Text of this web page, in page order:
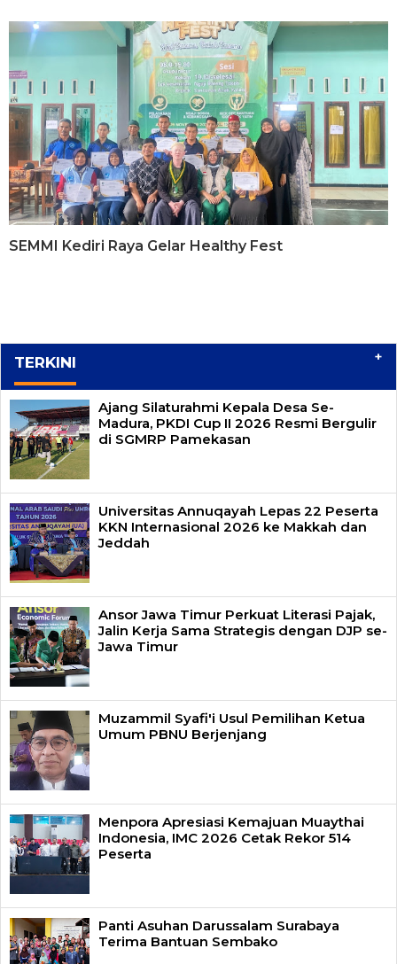
SEMMI Kediri Raya Gelar Healthy Fest
TERKINI +
Ajang Silaturahmi Kepala Desa Se-
Madura, PKDI Cup II 2026 Resmi Bergulir
di SGMRP Pamekasan
Universitas Annuqayah Lepas 22 Peserta
KKN Internasional 2026 ke Makkah dan
Jeddah
Ansor Jawa Timur Perkuat Literasi Pajak,
Jalin Kerja Sama Strategis dengan DJP se-
Jawa Timur
Muzammil Syafi'i Usul Pemilihan Ketua
Umum PBNU Berjenjang
Menpora Apresiasi Kemajuan Muaythai
Indonesia, IMC 2026 Cetak Rekor 514
Peserta
Panti Asuhan Darussalam Surabaya
Terima Bantuan Sembako